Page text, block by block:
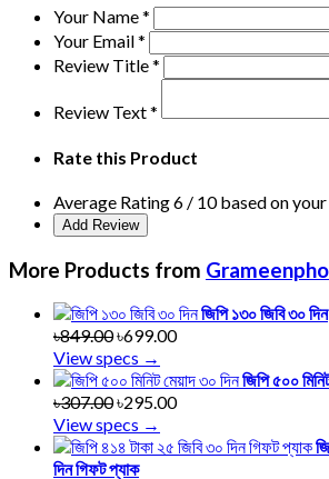
Your Name*
Your Email*
Review Title*
Review Text*
Rate this Product
Average Rating6 / 10 based on
More Products from
জিপি ১৩০ জিবি ৩০ দিন
৳849.00৳699.00
View specs →
জিপি ৫০০
৳307.00৳295.00
View specs →
দিন গিফট প্যাক